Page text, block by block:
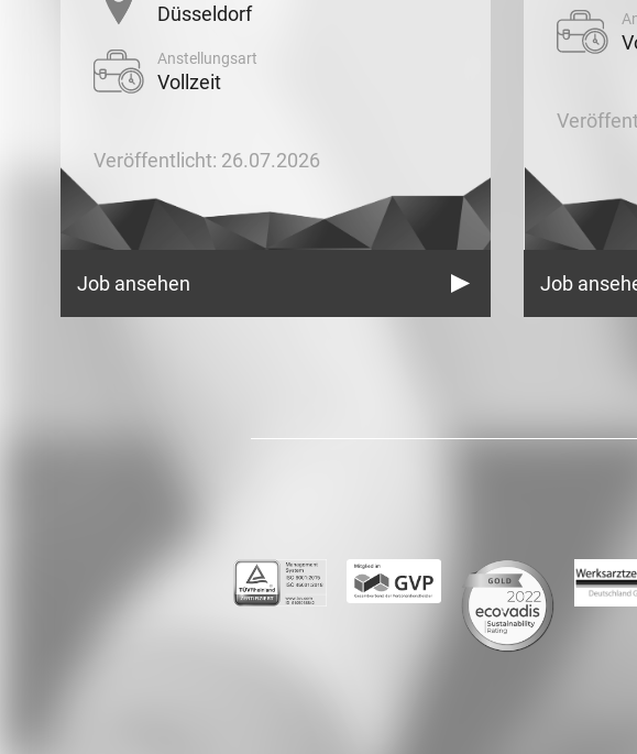
Düsseldorf
Anstellungsart
Vollzeit
Veröffentlicht: 26.07.2026
Job ansehen Job